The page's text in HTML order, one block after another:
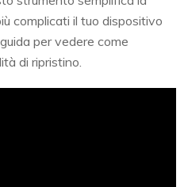
complicati il tuo dispositivo
per vedere come
di ripristino.